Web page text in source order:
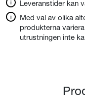
Leveranstider kan
Med val av olika
produkterna
utrustningen inte